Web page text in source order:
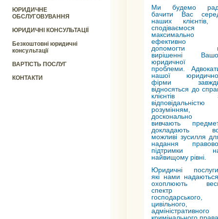
ЮРИДИЧНЕ
ОБСЛУГОВУВАННЯ
ЮРИДИЧНІ КОНСУЛЬТАЦІЇ
Безкоштовні юридичні
консультації
ВАРТІСТЬ ПОСЛУГ
КОНТАКТИ
Ми будемо
бачити Вас
наших клієнтів,
сподіваємося
максимально
ефективно
допомогти
вирішенні
юридичної
проблеми.
нашої
фірми
відносяться до
клієнтів
відповідальністю
розумінням,
досконально
вивчають
докладають
можливі зусилля
надання
підтримки
найвищому рівні.
Юридичні
які нами
охоплюють
спектр
господарського,
цивільного,
адміністративного